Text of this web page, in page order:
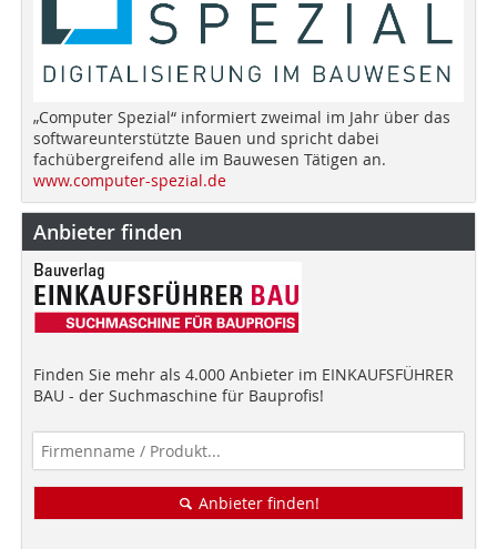
„Computer Spezial“ informiert zweimal im Jahr über das
softwareunterstützte Bauen und spricht dabei
fachübergreifend alle im Bauwesen Tätigen an.
www.computer-spezial.de
Anbieter finden
Finden Sie mehr als 4.000 Anbieter im EINKAUFSFÜHRER
BAU - der Suchmaschine für Bauprofis!
Anbieter finden!